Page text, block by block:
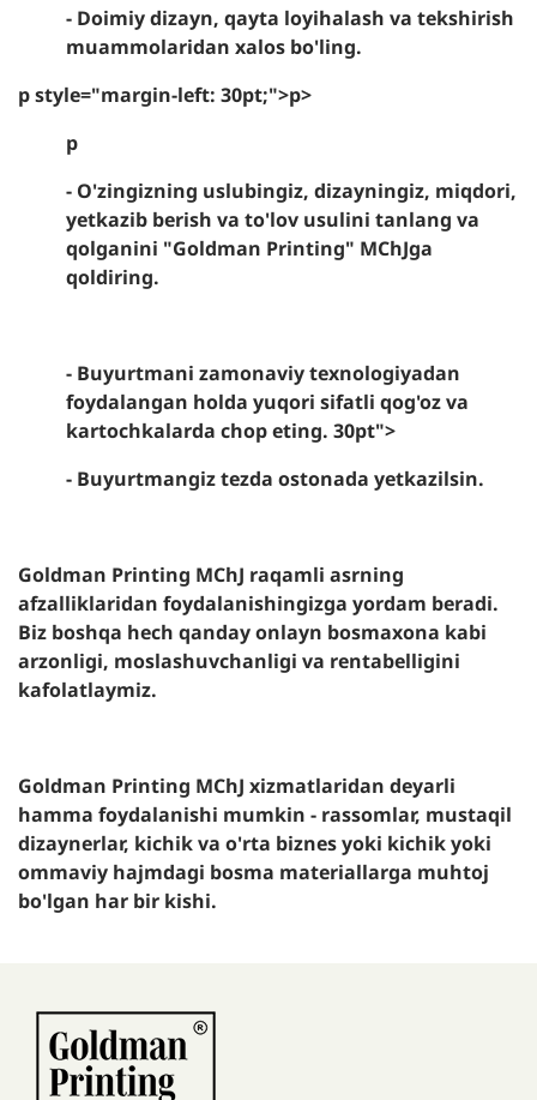
- Doimiy dizayn, qayta loyihalash va tekshirish
muammolaridan xalos bo'ling.
p style="margin-left: 30pt;">p>
p
- O'zingizning uslubingiz, dizayningiz, miqdori,
yetkazib berish va to'lov usulini tanlang va
qolganini "Goldman Printing" MChJga
qoldiring.
- Buyurtmani zamonaviy texnologiyadan
foydalangan holda yuqori sifatli qog'oz va
kartochkalarda chop eting. 30pt">
- Buyurtmangiz tezda ostonada yetkazilsin.
Goldman Printing MChJ raqamli asrning
afzalliklaridan foydalanishingizga yordam beradi.
Biz boshqa hech qanday onlayn bosmaxona kabi
arzonligi, moslashuvchanligi va rentabelligini
kafolatlaymiz.
Goldman Printing MChJ xizmatlaridan deyarli
hamma foydalanishi mumkin - rassomlar, mustaqil
dizaynerlar, kichik va o'rta biznes yoki kichik yoki
ommaviy hajmdagi bosma materiallarga muhtoj
bo'lgan har bir kishi.